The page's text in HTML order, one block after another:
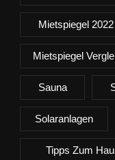
Mietspiegel 2022
Mietspiegel
Sauna
Solaranlagen
Tipps Zum